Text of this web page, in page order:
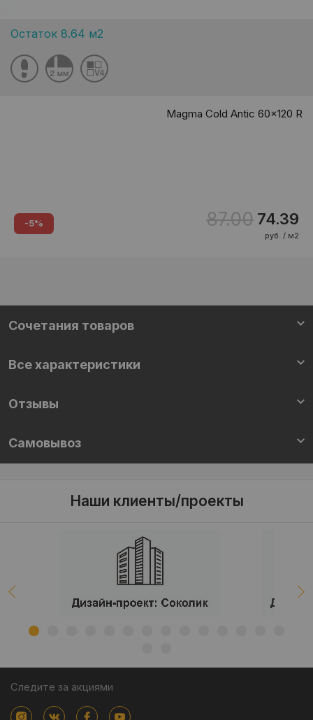
Остаток 8.64 м2
Magma Cold Antic 60x120 R
-5% 87.00 74.39
руб. / м2
Cочетания товаров
Все характеристики
Отзывы
Самовывоз
Наши клиенты/проекты
Следите за акциями